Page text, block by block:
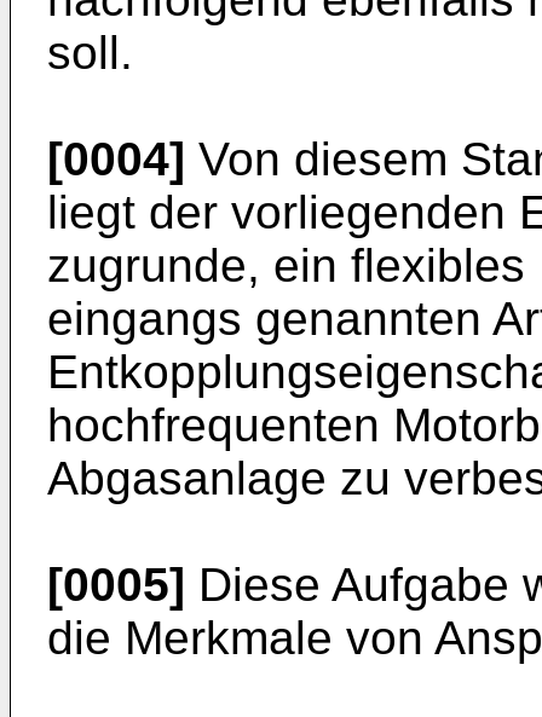
soll.
[0004] Von diesem
liegt der vorliegenden
zugrunde, ein
eingangs genannten
hochfrequenten
Abgasanlage zu
[0005] Diese Aufgabe
die Merkmale von